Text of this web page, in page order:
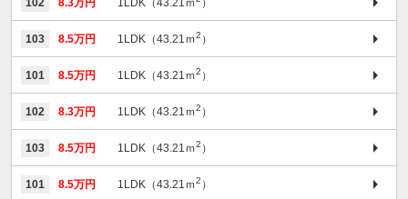
103 8.5万円 1LDK（43.21ｍ2 ）
101 8.5万円 1LDK（43.21ｍ2 ）
102 8.3万円 1LDK（43.21ｍ2 ）
103 8.5万円 1LDK（43.21ｍ2 ）
101 8.5万円 1LDK（43.21ｍ2 ）